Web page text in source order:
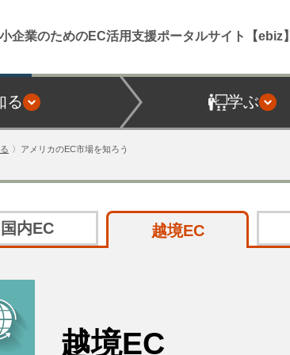
企業のためのEC活用支援ポータルサイト【ebiz】
る 学ぶ
アメリカのEC市場を知ろう
国内EC 越境EC
越境EC